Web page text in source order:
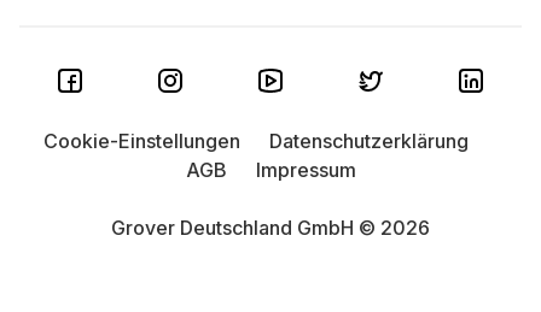
Grover Deutschland GmbH © 2026
Cookie-Einstellungen
Datenschutzerklärung
AGB
Impressum